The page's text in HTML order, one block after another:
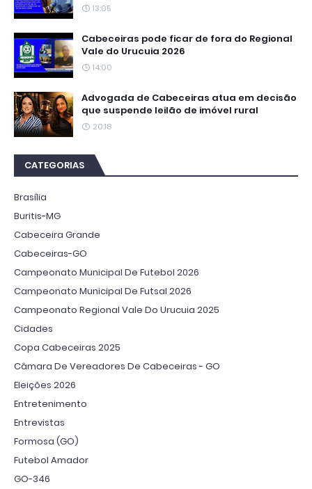
13:05
Cabeceiras pode ficar de fora do Regional
Vale do Urucuia 2026
14:00
Advogada de Cabeceiras atua em decisão
que suspende leilão de imóvel rural
20:18
CATEGORIAS
Brasília
Buritis-MG
Cabeceira Grande
Cabeceiras-GO
Campeonato Municipal De Futebol 2026
Campeonato Municipal De Futsal 2026
Campeonato Regional Vale Do Urucuia 2025
Cidades
Copa Cabeceiras 2025
Câmara De Vereadores De Cabeceiras - GO
Eleições 2026
Entretenimento
Entrevistas
Formosa (GO)
Futebol Amador
GO-346